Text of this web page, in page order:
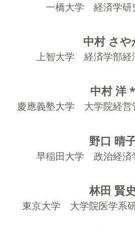
一橋大学 経済学
中村 さや
上智大学 経済学部
中村 洋 *
慶應義塾大学 大学院経
野口 晴
早稲田大学 政治経
林田 賢史
東京大学 大学院医学系